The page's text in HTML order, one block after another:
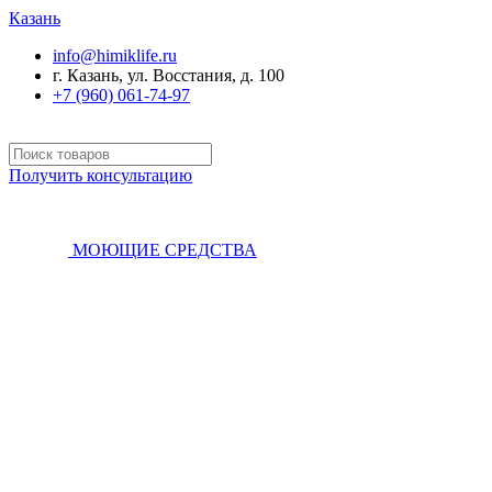
Казань
info@himiklife.ru
г. Казань, ул. Восстания, д. 100
+7 (960) 061-74-97
Получить консультацию
МОЮЩИЕ СРЕДСТВА